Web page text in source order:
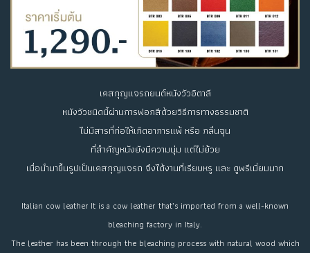
เคสกุญแจรถยนต์หนังวัวอิตาลี
หนังวัวชนิดนี้ผ่านการฟอกสีด้วยวิธีการทางธรรมชาติ
ไม่มีสารที่ก่อให้เกิดอาการแพ้ หรือ กลิ่นฉุน
ที่สำคัญหนังยังมีความนุ่ม แต่ไม่ย้วย
เมื่อนำมาขึ้นรูปเป็นเคสกุญแจรถ จึงได้งานที่เรียบหรู และ ดูพรีเมี่ยมมาก
Italian cow leather It is a cow leather that’s imported from a well-known
bleaching factory in Italy.
The leather has been through the bleaching process with natural wood which